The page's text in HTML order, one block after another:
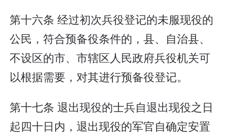
第十六条 经过初次兵役登记的未服现役的
公民，符合预备役条件的，县、自治县、
不设区的市、市辖区人民政府兵役机关可
以根据需要，对其进行预备役登记。
第十七条 退出现役的士兵自退出现役之日
起四十日内，退出现役的军官自确定安置